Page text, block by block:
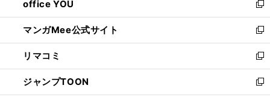
く
で
開
く
ィ
ン
ド
ウ
で
開
く
い
ウ
ィ
ン
ド
ウ
で
開
office YOU
新
し
い
ウ
ィ
ン
ド
ウ
マンガMee公式サイト
新
し
い
ウ
ィ
ン
リマコミ
新
し
い
ウ
ジャンプTOON
新
し